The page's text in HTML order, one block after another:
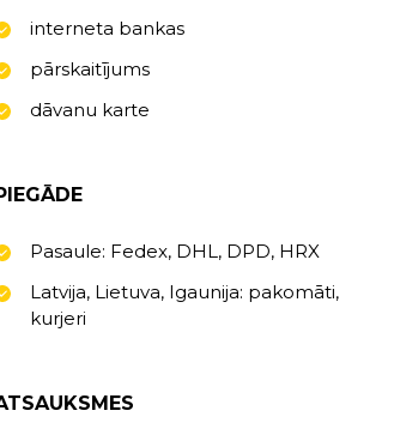
interneta bankas
pārskaitījums
dāvanu karte
Pasaule: Fedex, DHL, DPD, HRX
Latvija, Lietuva, Igaunija: pakomāti,
kurjeri